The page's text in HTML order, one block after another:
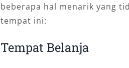
beberapa hal menarik yang
tempat ini:
Tempat Belanja